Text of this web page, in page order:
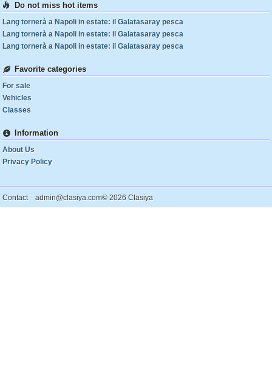
Do not miss hot items
Lang tornerà a Napoli in estate: il Galatasaray pesca
Lang tornerà a Napoli in estate: il Galatasaray pesca
Lang tornerà a Napoli in estate: il Galatasaray pesca
Favorite categories
For sale
Vehicles
Classes
Information
About Us
Privacy Policy
Contact . admin@clasiya.com© 2026 Clasiya